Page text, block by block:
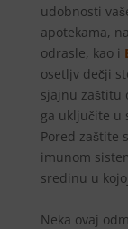
udobnosti
apotekama,
odrasle, kao i
osetljv dečji
sjajnu zaštitu
ga uključite u
Pored zaštite
imunom
sredinu u
Neka ovaj